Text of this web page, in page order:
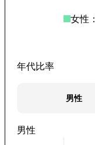
女性：
年代比率
男性
男性